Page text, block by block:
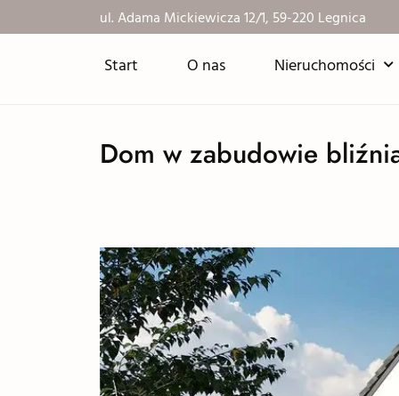
ul. Adama Mickiewicza 12/1, 59-220 Legnica
Start O nas Nieruchomości
Dom w zabudowie